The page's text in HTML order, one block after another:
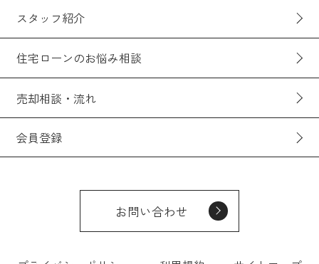
スタッフ紹介
住宅ローンのお悩み相談
売却相談・流れ
会員登録
お問い合わせ